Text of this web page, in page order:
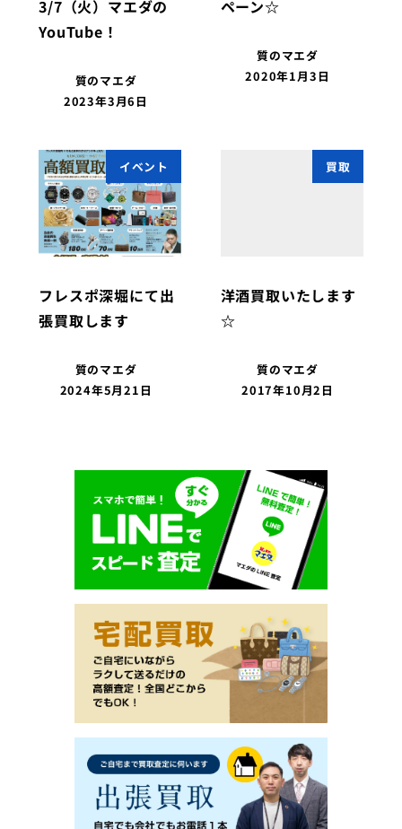
3/7（火）マエダの
YouTube！
質のマエダ
2023年3月6日
ペーン☆
質のマエダ
2020年1月3日
イベント
フレスポ深堀にて出
張買取します
質のマエダ
2024年5月21日
買取
洋酒買取いたします
☆
質のマエダ
2017年10月2日